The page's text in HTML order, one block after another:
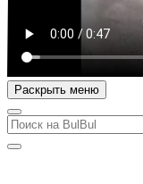
Раскрыть меню